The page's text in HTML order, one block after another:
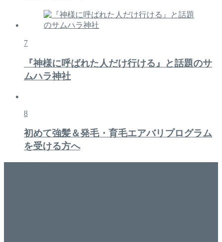
7
『神様に呼ばれた人だけ行ける』と話題のサ
ムハラ神社
8
初めて強髪＆発毛・育毛エアバリプログラム
を受ける方へ